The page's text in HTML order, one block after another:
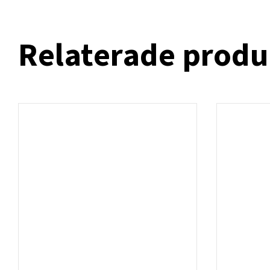
Relaterade